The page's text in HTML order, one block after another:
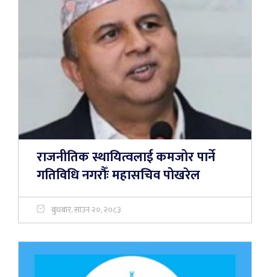
राजनीतिक स्थायित्वलाई कमजोर पार्ने
गतिविधि नगरौँः महासचिव पोखरेल
बुधबार, साउन २०, २०८३